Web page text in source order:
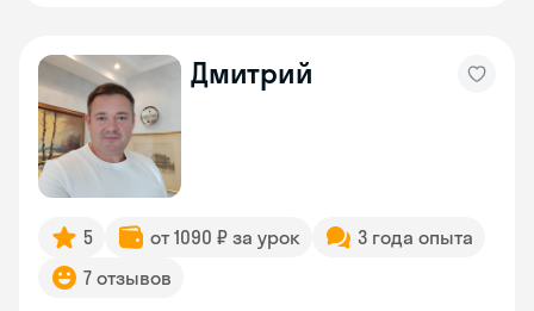
Дмитрий
5 от 1090 ₽ за урок
3 года опыта
7 отзывов